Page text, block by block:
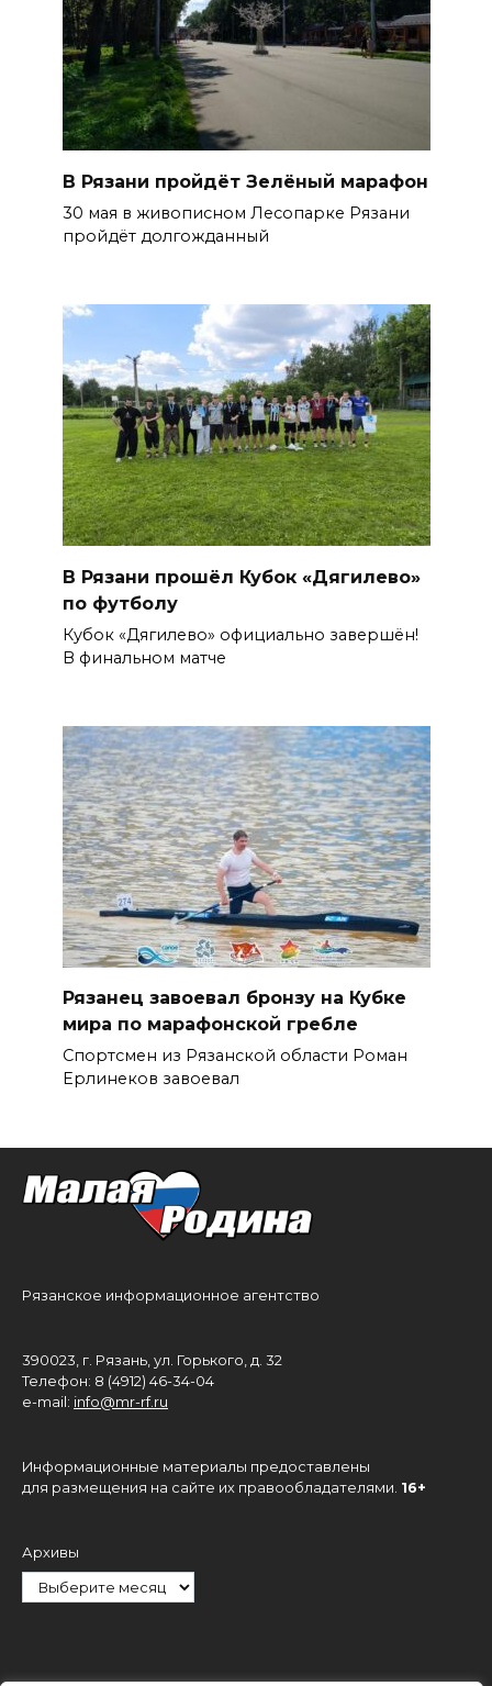
В Рязани пройдёт Зелёный марафон
30 мая в живописном Лесопарке Рязани
пройдёт долгожданный
В Рязани прошёл Кубок «Дягилево»
по футболу
Кубок «Дягилево» официально завершён!
В финальном матче
Рязанец завоевал бронзу на Кубке
мира по марафонской гребле
Спортсмен из Рязанской области Роман
Ерлинеков завоевал
Рязанское информационное агентство
390023, г. Рязань, ул. Горького, д. 32
Телефон: 8 (4912) 46-34-04
e-mail: info@mr-rf.ru
Информационные материалы предоставлены
для размещения на сайте их правообладателями. 16+
Архивы